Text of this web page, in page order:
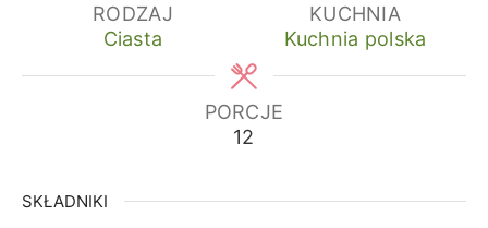
RODZAJ
Ciasta
KUCHNIA
Kuchnia polska
PORCJE
12
SKŁADNIKI